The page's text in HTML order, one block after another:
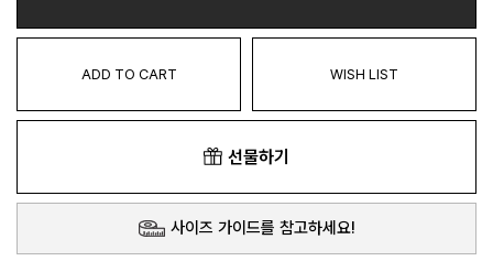
ADD TO CART WISH LIST
선물하기
사이즈 가이드를 참고하세요!